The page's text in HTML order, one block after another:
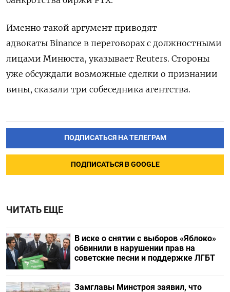
Именно такой аргумент приводят
адвокаты Binance в переговорах с должностными
лицами Минюста, указывает Reuters. Стороны
уже обсуждали возможные сделки о признании
вины, сказали три собеседника агентства.
ПОДПИСАТЬСЯ НА ТЕЛЕГРАМ
ПОДПИСАТЬСЯ В GOOGLE
ЧИТАТЬ ЕЩЕ
В иске о снятии с выборов «Яблоко»
обвинили в нарушении прав на
советские песни и поддержке ЛГБТ
Замглавы Минстроя заявил, что